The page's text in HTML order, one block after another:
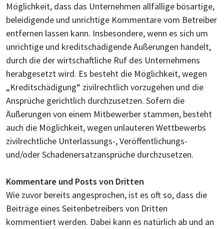
Möglichkeit, dass das Unternehmen allfällige bösartige,
beleidigende und unrichtige Kommentare vom Betreiber
entfernen lassen kann. Insbesondere, wenn es sich um
unrichtige und kreditschädigende Äußerungen handelt,
durch die der wirtschaftliche Ruf des Unternehmens
herabgesetzt wird. Es besteht die Möglichkeit, wegen
„Kreditschädigung“ zivilrechtlich vorzugehen und die
Ansprüche gerichtlich durchzusetzen. Sofern die
Äußerungen von einem Mitbewerber stammen, besteht
auch die Möglichkeit, wegen unlauteren Wettbewerbs
zivilrechtliche Unterlassungs-, Veröffentlichungs-
und/oder Schadenersatzansprüche durchzusetzen.
Kommentare und Posts von Dritten
Wie zuvor bereits angesprochen, ist es oft so, dass die
Beiträge eines Seitenbetreibers von Dritten
kommentiert werden. Dabei kann es natürlich ab und an